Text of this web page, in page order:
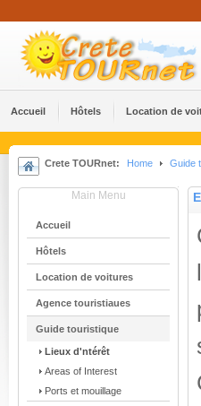
Accueil Hôtels Location de
Crete TOURnet: Home Guide
Main Menu
Accueil
Hôtels
Location de voitures
Agence touristiaues
Guide touristique
Lieux d'ntérêt
Areas of Interest
Ports et mouillage